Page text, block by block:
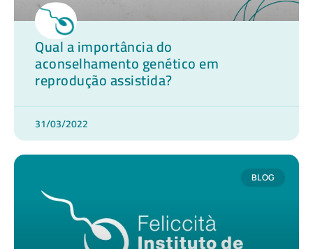
Qual a importância do
aconselhamento genético em
reprodução assistida?
31/03/2022
BLOG